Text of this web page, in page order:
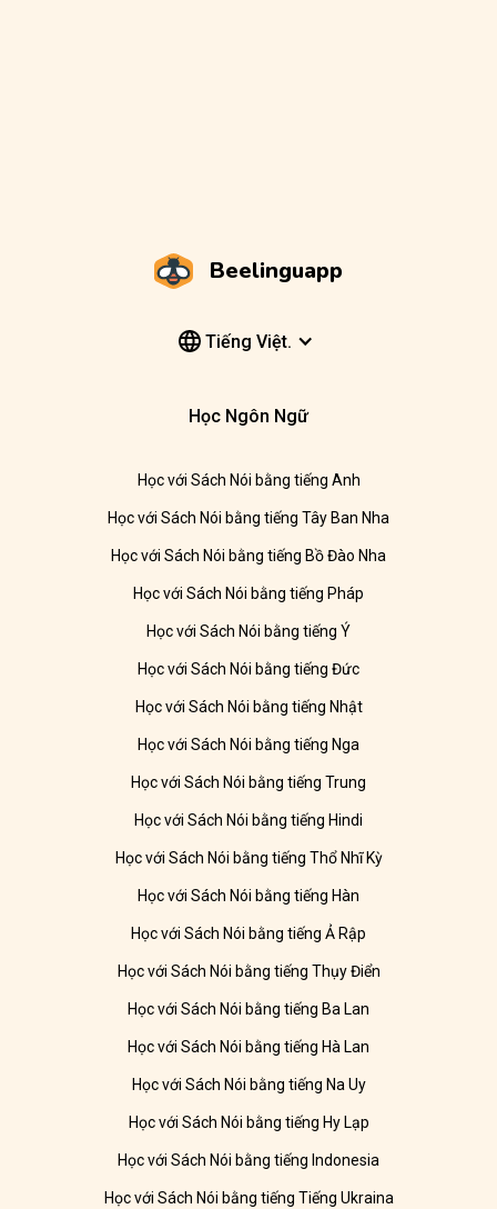
Beelinguapp
Tiếng Việt.
Học Ngôn Ngữ
Học với Sách Nói bằng tiếng Anh
Học với Sách Nói bằng tiếng Tây Ban Nha
Học với Sách Nói bằng tiếng Bồ Đào Nha
Học với Sách Nói bằng tiếng Pháp
Học với Sách Nói bằng tiếng Ý
Học với Sách Nói bằng tiếng Đức
Học với Sách Nói bằng tiếng Nhật
Học với Sách Nói bằng tiếng Nga
Học với Sách Nói bằng tiếng Trung
Học với Sách Nói bằng tiếng Hindi
Học với Sách Nói bằng tiếng Thổ Nhĩ Kỳ
Học với Sách Nói bằng tiếng Hàn
Học với Sách Nói bằng tiếng Ả Rập
Học với Sách Nói bằng tiếng Thụy Điển
Học với Sách Nói bằng tiếng Ba Lan
Học với Sách Nói bằng tiếng Hà Lan
Học với Sách Nói bằng tiếng Na Uy
Học với Sách Nói bằng tiếng Hy Lạp
Học với Sách Nói bằng tiếng Indonesia
Học với Sách Nói bằng tiếng Tiếng Ukraina